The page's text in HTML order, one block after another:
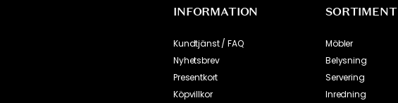
INFORMATION
Kundtjänst / FAQ
Nyhetsbrev
Presentkort
Köpvillkor
SORTIMENT
Möbler
Belysning
Servering
Inredning